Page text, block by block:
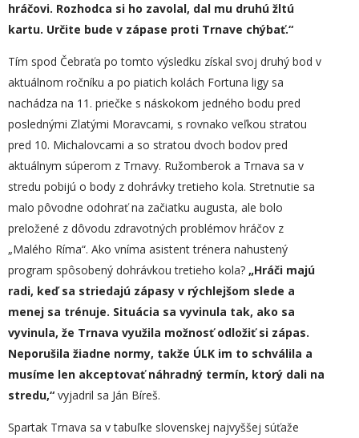
hráčovi. Rozhodca si ho zavolal, dal mu druhú žltú
kartu. Určite bude v zápase proti Trnave chýbať.“
Tím spod Čebraťa po tomto výsledku získal svoj druhý bod v
aktuálnom ročníku a po piatich kolách Fortuna ligy sa
nachádza na 11. priečke s náskokom jedného bodu pred
poslednými Zlatými Moravcami, s rovnako veľkou stratou
pred 10. Michalovcami a so stratou dvoch bodov pred
aktuálnym súperom z Trnavy. Ružomberok a Trnava sa v
stredu pobijú o body z dohrávky tretieho kola. Stretnutie sa
malo pôvodne odohrať na začiatku augusta, ale bolo
preložené z dôvodu zdravotných problémov hráčov z
„Malého Ríma“. Ako vníma asistent trénera nahustený
program spôsobený dohrávkou tretieho kola? „Hráči majú
radi, keď sa striedajú zápasy v rýchlejšom slede a
menej sa trénuje. Situácia sa vyvinula tak, ako sa
vyvinula, že Trnava využila možnosť odložiť si zápas.
Neporušila žiadne normy, takže ÚLK im to schválila a
musíme len akceptovať náhradný termín, ktorý dali na
stredu,“ vyjadril sa Ján Bíreš.
Spartak Trnava sa v tabuľke slovenskej najvyššej súťaže